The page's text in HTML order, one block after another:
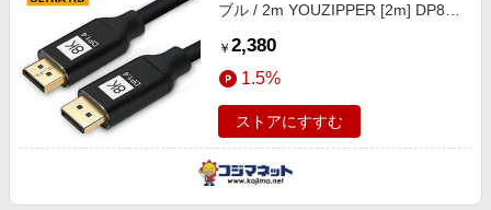
ブル / 2m YOUZIPPER [2m] DP8K-
￥ 2,380
1.5%
ストアにすすむ